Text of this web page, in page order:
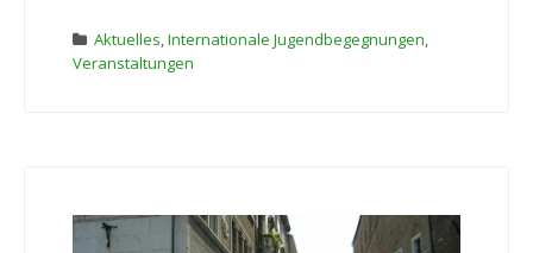
Aktuelles,Internationale Jugendbegegnungen,
Veranstaltungen